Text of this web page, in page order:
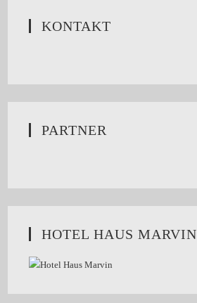
KONTAKT
PARTNER
HOTEL HAUS MARVIN